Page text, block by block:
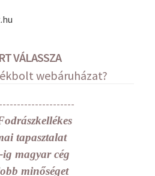
VÁLASSZA
webáruházat?
tapasztalat
ig magyar cég
minőséget